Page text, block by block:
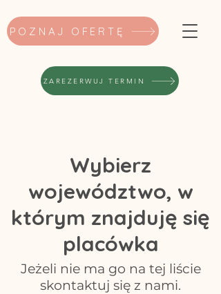
POZNAJ OFERTĘ
ZAREZERWUJ TERMIN
Wybierz
województwo, w
którym znajduję się
placówka
Jeżeli nie ma go na tej liście
skontaktuj się z nami.